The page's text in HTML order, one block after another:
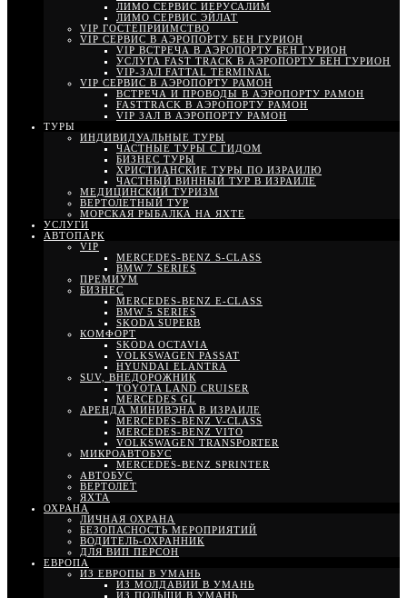
ЛИМО СЕРВИС ИЕРУСАЛИМ
ЛИМО СЕРВИС ЭЙЛАТ
VIP ГОСТЕПРИИМСТВО
VIP СЕРВИС В АЭРОПОРТУ БЕН ГУРИОН
VIP ВСТРЕЧА В АЭРОПОРТУ БЕН ГУРИОН
УСЛУГА FAST TRACK В АЭРОПОРТУ БЕН ГУРИОН
VIP-ЗАЛ FATTAL TERMINAL
VIP СЕРВИС В АЭРОПОРТУ РАМОН
ВСТРЕЧА И ПРОВОДЫ В АЭРОПОРТУ РАМОН
FASTTRACK В АЭРОПОРТУ РАМОН
VIP ЗАЛ В АЭРОПОРТУ РАМОН
ТУРЫ
ИНДИВИДУАЛЬНЫЕ ТУРЫ
ЧАСТНЫЕ ТУРЫ С ГИДОМ
БИЗНЕС ТУРЫ
ХРИСТИАНСКИЕ ТУРЫ ПО ИЗРАИЛЮ
ЧАСТНЫЙ ВИННЫЙ ТУР В ИЗРАИЛЕ
МЕДИЦИНСКИЙ ТУРИЗМ
ВЕРТОЛЕТНЫЙ ТУР
МОРСКАЯ РЫБАЛКА НА ЯХТЕ
УСЛУГИ
АВТОПАРК
VIP
MERCEDES-BENZ S-CLASS
BMW 7 SERIES
ПРЕМИУМ
БИЗНЕС
MERCEDES-BENZ E-CLASS
BMW 5 SERIES
SKODA SUPERB
КОМФОРТ
SKODA OCTAVIA
VOLKSWAGEN PASSAT
HYUNDAI ELANTRA
SUV, ВНЕДОРОЖНИК
TOYOTA LAND CRUISER
MERCEDES GL
АРЕНДА МИНИВЭНА В ИЗРАИЛЕ
MERCEDES-BENZ V-CLASS
MERCEDES-BENZ VITO
VOLKSWAGEN TRANSPORTER
МИКРОАВТОБУС
MERCEDES-BENZ SPRINTER
АВТОБУС
ВЕРТОЛЕТ
ЯХТА
ОХРАНА
ЛИЧНАЯ ОХРАНА
БЕЗОПАСНОСТЬ МЕРОПРИЯТИЙ
ВОДИТЕЛЬ-ОХРАННИК
ДЛЯ ВИП ПЕРСОН
ЕВРОПА
ИЗ ЕВРОПЫ В УМАНЬ
ИЗ МОЛДАВИИ В УМАНЬ
ИЗ ПОЛЬШИ В УМАНЬ